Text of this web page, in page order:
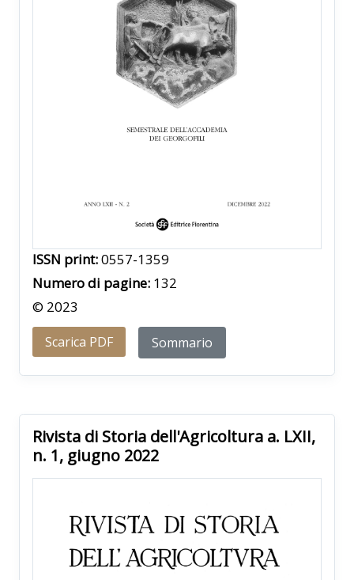
ISSN print:0557-1359
Numero di pagine: 132
© 2023
Scarica PDF Sommario
Rivista di Storia dell'Agricoltura a. LXII,
n. 1, giugno 2022